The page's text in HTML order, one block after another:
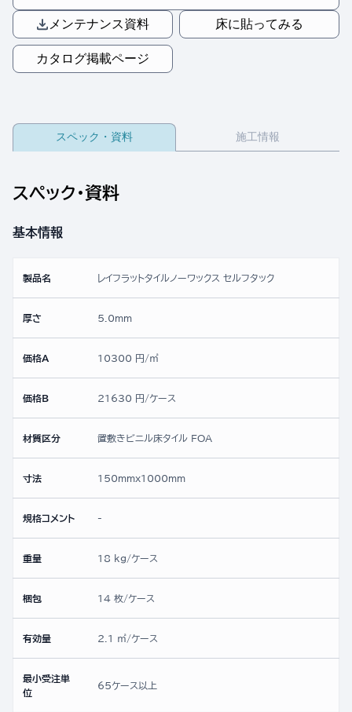
メンテナンス資料 床に貼ってみる
カタログ掲載ページ
スペック・資料 施工情報
スペック・資料
基本情報
製品名 レイフラットタイルノーワックス セルフタック
厚さ 5.0mm
価格A 10300 円/㎡
価格B 21630 円/ケース
材質区分 置敷きビニル床タイル FOA
寸法 150mmx1000mm
規格コメント -
重量 18 kg/ケース
梱包 14 枚/ケース
有効量 2.1 ㎡/ケース
最小受注単
位
65ケース以上